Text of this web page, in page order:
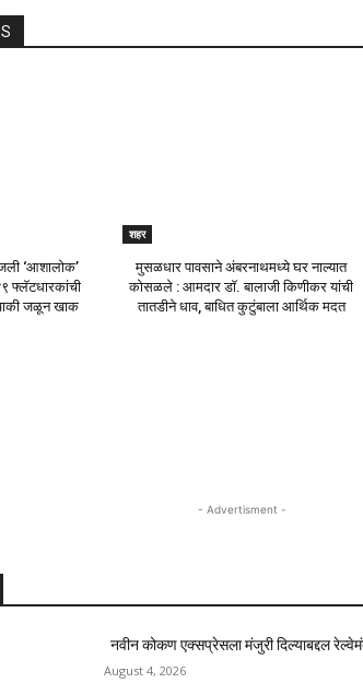
‘आशालोक’
फ्लॅटधारकांची
जळून खाक
शहर
मुसळधार पावसाने अंबरनाथमध्ये घर नाल्यात
कोसळले : आमदार डॉ. बालाजी किणीकर यांची
तातडीने धाव, बाधित कुटुंबाला आर्थिक मदत
- Advertisment -
नवीन कोकण एक्सप्रेसला मंजुरी दिल्याबद्दल
August 4, 2026